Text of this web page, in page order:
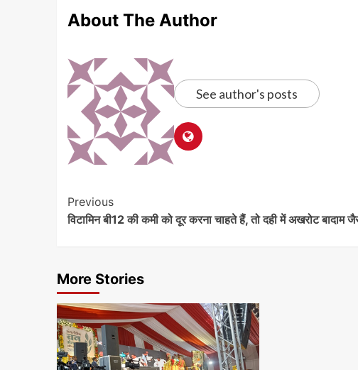
About The Author
See author's posts
Previous
विटामिन बी12 की कमी को दूर करना चाहते हैं, तो दही में अखरोट
More Stories